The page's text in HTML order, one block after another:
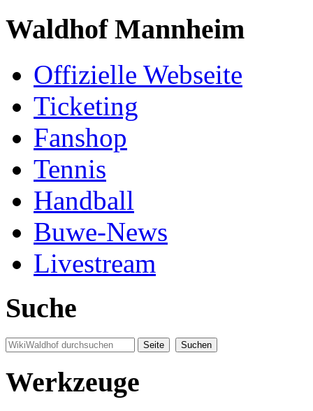
Waldhof Mannheim
Offizielle Webseite
Ticketing
Fanshop
Tennis
Handball
Buwe-News
Livestream
Suche
Werkzeuge